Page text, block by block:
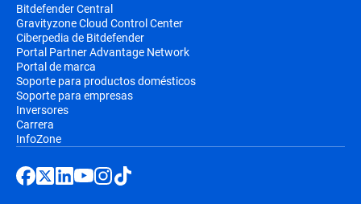
Bitdefender Central
Gravityzone Cloud Control Center
Ciberpedia de Bitdefender
Portal Partner Advantage Network
Portal de marca
Soporte para productos domésticos
Soporte para empresas
Inversores
Carrera
InfoZone